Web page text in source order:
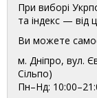
При виборі
та індекс — від
Ви можете
м. Дніпро, вул.
Сільпо)
Пн–Нд: